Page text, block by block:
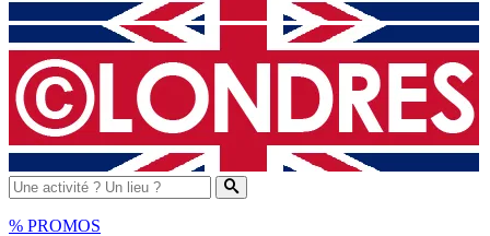
% PROMOS